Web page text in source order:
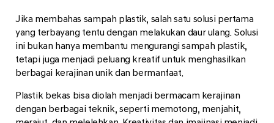
Jika membahas sampah plastik, salah satu solusi pertama
yang terbayang tentu dengan melakukan daur ulang. Solusi
ini bukan hanya membantu mengurangi sampah plastik,
tetapi juga menjadi peluang kreatif untuk menghasilkan
berbagai kerajinan unik dan bermanfaat.
Plastik bekas bisa diolah menjadi bermacam kerajinan
dengan berbagai teknik, seperti memotong, menjahit,